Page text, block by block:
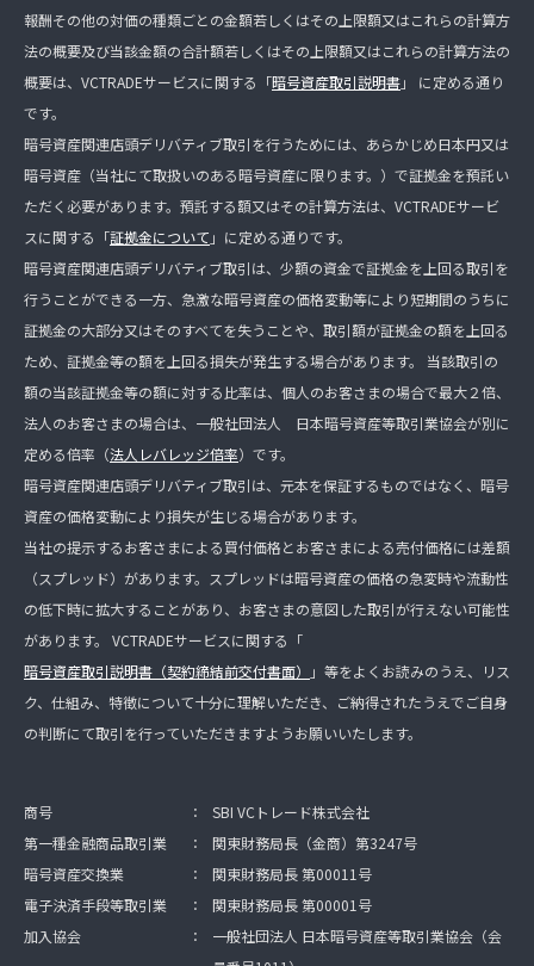
報酬その他の対価の種類ごとの金額若しくはその上限額又はこれらの計算方
法の概要及び当該金額の合計額若しくはその上限額又はこれらの計算方法の
概要は、VCTRADEサービスに関する「暗号資産取引説明書」 に定める通り
です。
暗号資産関連店頭デリバティブ取引を行うためには、あらかじめ日本円又は
暗号資産（当社にて取扱いのある暗号資産に限ります。）で証拠金を預託い
ただく必要があります。預託する額又はその計算方法は、VCTRADEサービ
スに関する「証拠金について 」に定める通りです。
暗号資産関連店頭デリバティブ取引は、少額の資金で証拠金を上回る取引を
行うことができる一方、急激な暗号資産の価格変動等により短期間のうちに
証拠金の大部分又はそのすべてを失うことや、取引額が証拠金の額を上回る
ため、証拠金等の額を上回る損失が発生する場合があります。 当該取引の
額の当該証拠金等の額に対する比率は、個人のお客さまの場合で最大２倍、
法人のお客さまの場合は、一般社団法人 日本暗号資産等取引業協会が別に
定める倍率（法人レバレッジ倍率）です。
暗号資産関連店頭デリバティブ取引は、元本を保証するものではなく、暗号
資産の価格変動により損失が生じる場合があります。
当社の提示するお客さまによる買付価格とお客さまによる売付価格には差額
（スプレッド）があります。スプレッドは暗号資産の価格の急変時や流動性
の低下時に拡大することがあり、お客さまの意図した取引が行えない可能性
があります。 VCTRADEサービスに関する「
暗号資産取引説明書（契約締結前交付書面）
」等をよくお読みのうえ、リス
ク、仕組み、特徴について十分に理解いただき、ご納得されたうえでご自身
の判断にて取引を行っていただきますようお願いいたします。
商号 ：
SBI VCトレード株式会社
第一種金融商品取引業
：
関東財務局長（金商）第3247号
暗号資産交換業
：
関東財務局長 第00011号
電子決済手段等取引業
：
関東財務局長 第00001号
加入協会
：
一般社団法人 日本暗号資産等取引業協会（会